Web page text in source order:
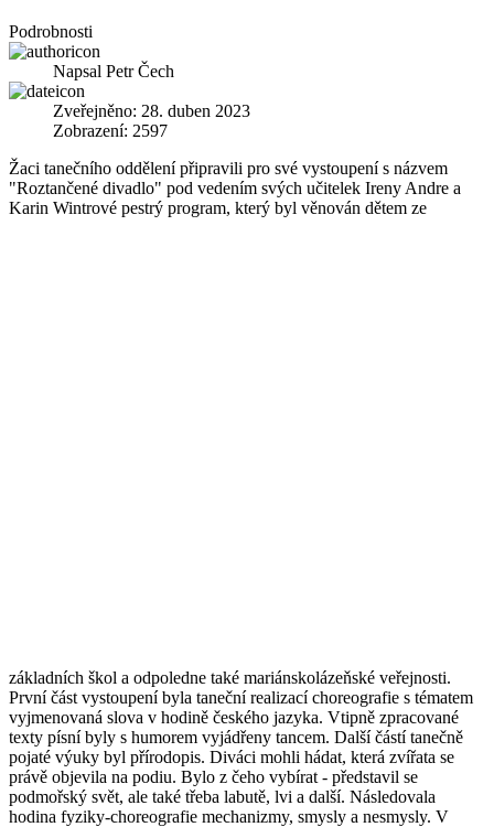
Podrobnosti
Napsal Petr Čech
Zveřejněno: 28. duben 2023
Zobrazení: 2597
Žaci tanečního oddělení připravili pro své vystoupení s názvem
"Roztančené divadlo" pod vedením svých učitelek Ireny Andre a
Karin Wintrové pestrý program, který byl věnován dětem ze
základních škol a odpoledne také mariánskolázeňské veřejnosti.
První část vystoupení byla taneční realizací choreografie s tématem
vyjmenovaná slova v hodině českého jazyka. Vtipně zpracované
texty písní byly s humorem vyjádřeny tancem. Další částí tanečně
pojaté výuky byl přírodopis. Diváci mohli hádat, která zvířata se
právě objevila na podiu. Bylo z čeho vybírat - představil se
podmořský svět, ale také třeba labutě, lvi a další. Následovala
hodina fyziky-choreografie mechanizmy, smysly a nesmysly. V